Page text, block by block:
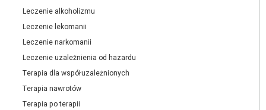
Leczenie alkoholizmu
Leczenie lekomanii
Leczenie narkomanii
Leczenie uzależnienia od hazardu
Terapia dla współuzależnionych
Terapia nawrotów
Terapia po terapii